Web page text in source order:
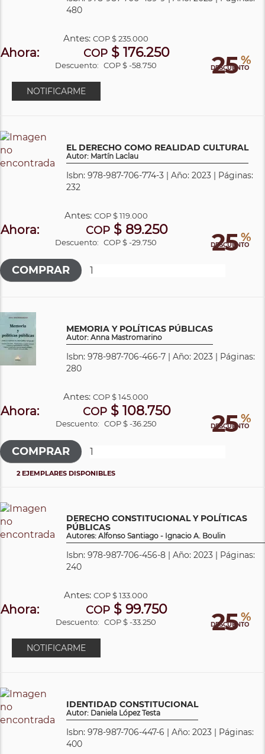
480
25 %
DESCUENTO
Antes:COP$ 235.000
Ahora: COP $ 176.250
Descuento: COP $ -58.750
NOTIFICARME
EL DERECHO COMO REALIDAD CULTURAL
Autor: Martín Laclau
Isbn: 978-987-706-774-3 | Año: 2023 | Páginas:
232
25 %
DESCUENTO
Antes: COP$ 119.000
Ahora: COP$ 89.250
Descuento: COP $ -29.750
MEMORIA Y POLÍTICAS PÚBLICAS
Autor: Anna Mastromarino
Isbn: 978-987-706-466-7 | Año: 2023 | Páginas:
280
25 %
DESCUENTO
Antes:COP$ 145.000
Ahora: COP$ 108.750
Descuento: COP $ -36.250
2 EJEMPLARES DISPONIBLES
DERECHO CONSTITUCIONAL Y POLÍTICAS
PÚBLICAS
Autores: Alfonso Santiago - Ignacio A. Boulin
Isbn: 978-987-706-456-8 | Año: 2023 | Páginas:
240
25 %
DESCUENTO
Antes:COP$ 133.000
Ahora: COP $ 99.750
Descuento: COP $ -33.250
NOTIFICARME
IDENTIDAD CONSTITUCIONAL
Autor: Daniela López Testa
Isbn: 978-987-706-447-6 | Año: 2023 | Páginas:
400